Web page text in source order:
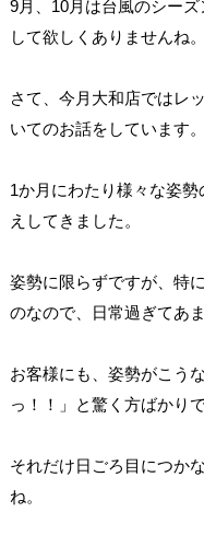
9月、10月は台風のシー
して欲しくありませんね。
さて、今月大和店ではレ
いてのお話をしています。
1か月にわたり様々な姿
えしてきました。
姿勢に限らずですが、特
のなので、日常過ぎてあ
お客様にも、姿勢がこう
っ！！」と驚く方ばかりで
それだけ日ごろ目につか
ね。